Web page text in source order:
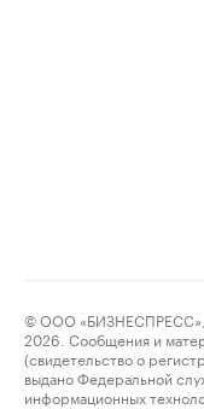
© ООО
2026. Сообщения и
(свидетельство о
выдано Федеральной
информационных